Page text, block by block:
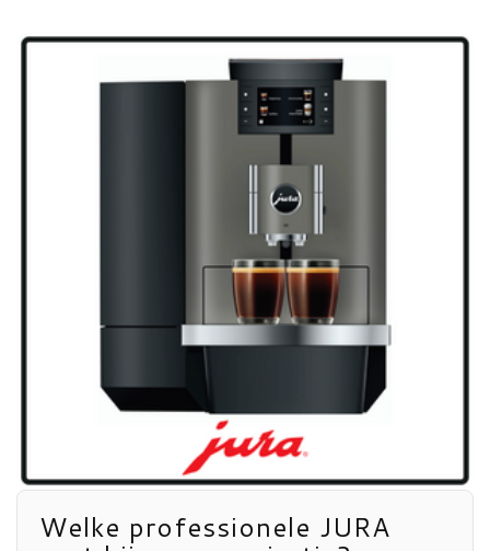
Welke professionele JURA